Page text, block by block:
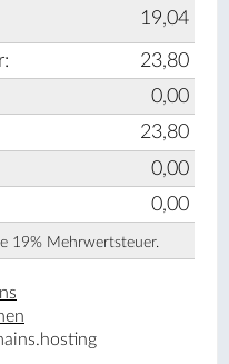
19,04
23,80
0,00
23,80
0,00
0,00
19% Mehrwertsteuer.